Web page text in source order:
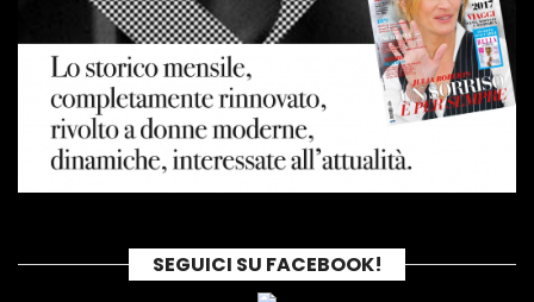
SEGUICI SU FACEBOOK!